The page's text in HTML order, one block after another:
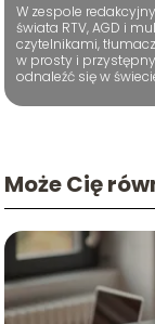
W zespole
świata RTV, AGD i
czytelnikami,
w prosty i
odnaleźć się w
Może Cię